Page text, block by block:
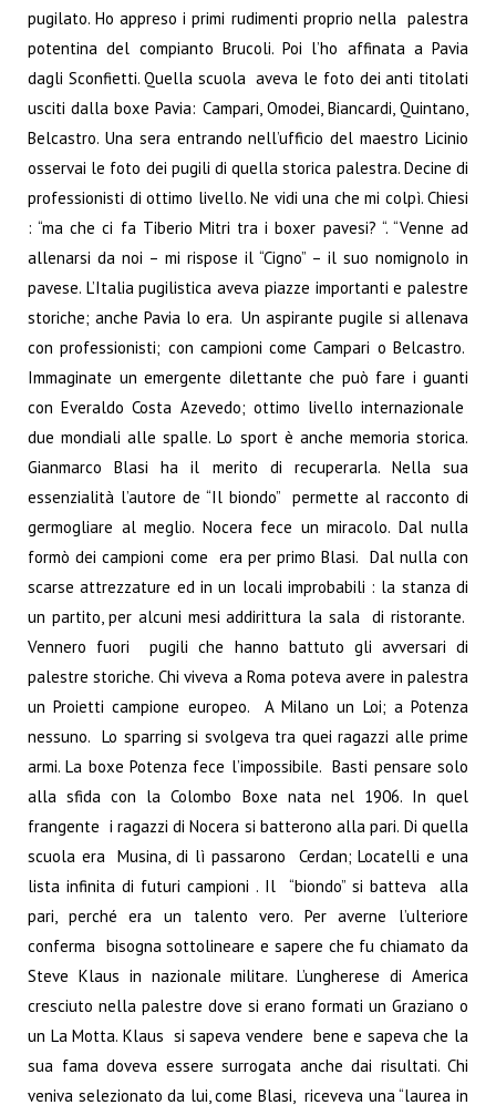
pugilato. Ho appreso i primi rudimenti proprio nella palestra
potentina del compianto Brucoli. Poi l’ho affinata a Pavia
dagli Sconfietti. Quella scuola aveva le foto dei anti titolati
usciti dalla boxe Pavia: Campari, Omodei, Biancardi, Quintano,
Belcastro. Una sera entrando nell’ufficio del maestro Licinio
osservai le foto dei pugili di quella storica palestra. Decine di
professionisti di ottimo livello. Ne vidi una che mi colpì. Chiesi
: “ma che ci fa Tiberio Mitri tra i boxer pavesi? “. “Venne ad
allenarsi da noi – mi rispose il “Cigno” – il suo nomignolo in
pavese. L’Italia pugilistica aveva piazze importanti e palestre
storiche; anche Pavia lo era. Un aspirante pugile si allenava
con professionisti; con campioni come Campari o Belcastro.
Immaginate un emergente dilettante che può fare i guanti
con Everaldo Costa Azevedo; ottimo livello internazionale
due mondiali alle spalle. Lo sport è anche memoria storica.
Gianmarco Blasi ha il merito di recuperarla. Nella sua
essenzialità l’autore de “Il biondo” permette al racconto di
germogliare al meglio. Nocera fece un miracolo. Dal nulla
formò dei campioni come era per primo Blasi. Dal nulla con
scarse attrezzature ed in un locali improbabili : la stanza di
un partito, per alcuni mesi addirittura la sala di ristorante.
Vennero fuori pugili che hanno battuto gli avversari di
palestre storiche. Chi viveva a Roma poteva avere in palestra
un Proietti campione europeo. A Milano un Loi; a Potenza
nessuno. Lo sparring si svolgeva tra quei ragazzi alle prime
armi. La boxe Potenza fece l’impossibile. Basti pensare solo
alla sfida con la Colombo Boxe nata nel 1906. In quel
frangente i ragazzi di Nocera si batterono alla pari. Di quella
scuola era Musina, di lì passarono Cerdan; Locatelli e una
lista infinita di futuri campioni . Il “biondo” si batteva alla
pari, perché era un talento vero. Per averne l’ulteriore
conferma bisogna sottolineare e sapere che fu chiamato da
Steve Klaus in nazionale militare. L’ungherese di America
cresciuto nella palestre dove si erano formati un Graziano o
un La Motta. Klaus si sapeva vendere bene e sapeva che la
sua fama doveva essere surrogata anche dai risultati. Chi
veniva selezionato da lui, come Blasi, riceveva una “laurea in